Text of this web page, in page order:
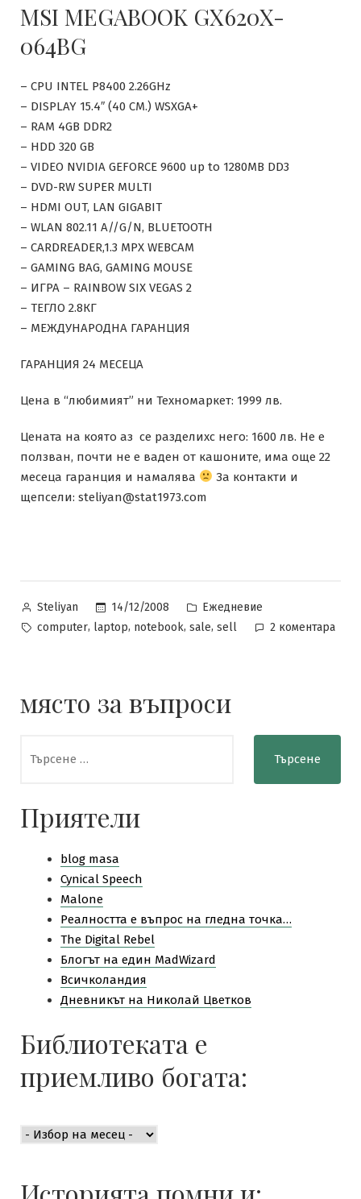
MSI MEGABOOK GX620X-
064BG
– CPU INTEL P8400 2.26GHz
– DISPLAY 15.4″ (40 CM.) WSXGA+
– RAM 4GB DDR2
– HDD 320 GB
– VIDEO NVIDIA GEFORCE 9600 up to 1280MB DD3
– DVD-RW SUPER MULTI
– HDMI OUT, LAN GIGABIT
– WLAN 802.11 A//G/N, BLUETOOTH
– CARDREADER,1.3 MPX WEBCAM
– GAMING BAG, GAMING MOUSE
– ИГРА – RAINBOW SIX VEGAS 2
– ТЕГЛО 2.8КГ
– МЕЖДУНАРОДНА ГАРАНЦИЯ
ГАРАНЦИЯ 24 МЕСЕЦА
Цена в “любимият” ни Техномаркет: 1999 лв.
Цената на която аз се разделихс него: 1600 лв. Не е
ползван, почти не е ваден от кашоните, има още 22
месеца гаранция и намалява
За контакти и
щепсели: steliyan@stat1973.com
Posted
by
Steliyan 14/12/2008
Posted
in
Ежедневие
Tags:
computer, laptop, notebook, sale, sell 2 коментараза
място за въпроси
за:
Приятели
blog masa
Cynical Speech
Malone
Pеалността е въпрос на гледна точка…
The Digital Rebel
Блогът на един MadWizard
Всичколандия
Дневникът на Николай Цветков
Библиотеката е
приемливо богата: